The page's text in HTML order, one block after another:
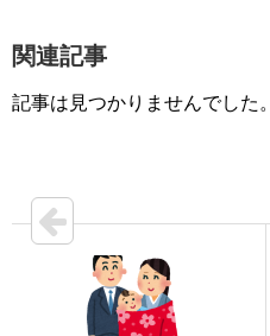
関連記事
記事は見つかりませんでした。